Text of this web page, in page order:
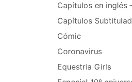
Capítulos en inglés
Capítulos
Cómic
Coronavirus
Equestria Girls